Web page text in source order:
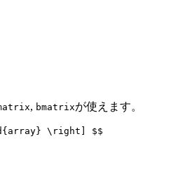
, bmatrixが使えます。
{array} \right $$